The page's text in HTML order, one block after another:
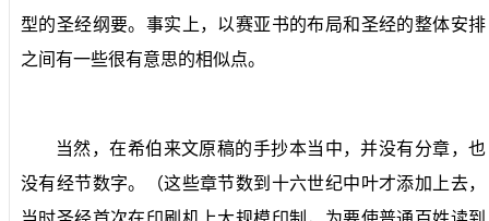
型的圣经纲要。事实上，以赛亚书的布局和圣经的整体安排
之间有一些很有意思的相似点。
当然，在希伯来文原稿的手抄本当中，并没有分章，也
没有经节数字。（这些章节数到十六世纪中叶才添加上去，